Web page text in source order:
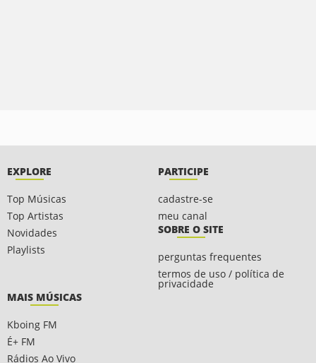
EXPLORE
Top Músicas
Top Artistas
Novidades
Playlists
PARTICIPE
cadastre-se
meu canal
SOBRE O SITE
perguntas frequentes
termos de uso / política de
privacidade
MAIS MÚSICAS
Kboing FM
É+ FM
Rádios Ao Vivo